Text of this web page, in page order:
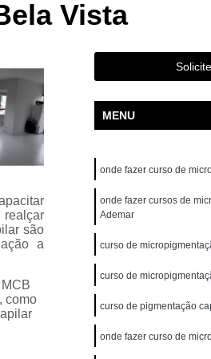
para Iniciantes Rio
André
Curso de
Capilar São Caetano
de Micropigmentação Santo
Capilar São Bernardo
de Capilar Presencial Mauá
com Dermografo
em Entradas
Feminina
Entradas
Micropigmentação
Entradas
Micropigmentação
Cabelo
Micropigmentação
Vista
são
a
como
MENU
onde fazer curso de
onde fazer cursos de
Ademar
curso de
curso de
curso de pigmentação
onde fazer curso de